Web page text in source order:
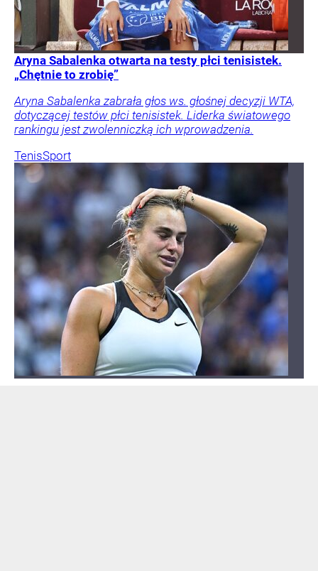
Aryna Sabalenka otwarta na testy płci tenisistek.
„Chętnie to zrobię”
Aryna Sabalenka zabrała głos ws. głośnej decyzji WTA,
dotyczącej testów płci tenisistek. Liderka światowego
rankingu jest zwolenniczką ich wprowadzenia.
TenisSport